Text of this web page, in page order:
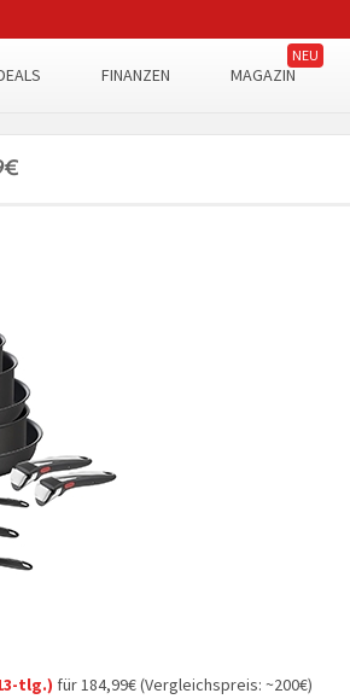
FINANZEN MAGAZIN
tlg.) für 184,99€ (Vergleichspreis: ~200€)